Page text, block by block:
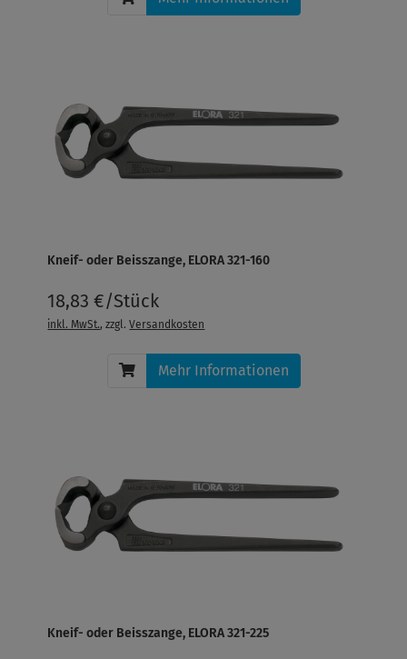
Kneif- oder Beisszange, ELORA 321-160
18,83 €/Stück
inkl. MwSt., zzgl.Versandkosten
Mehr Informationen
Kneif- oder Beisszange, ELORA 321-225